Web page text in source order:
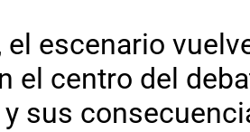
el escenario
el centro del
sus